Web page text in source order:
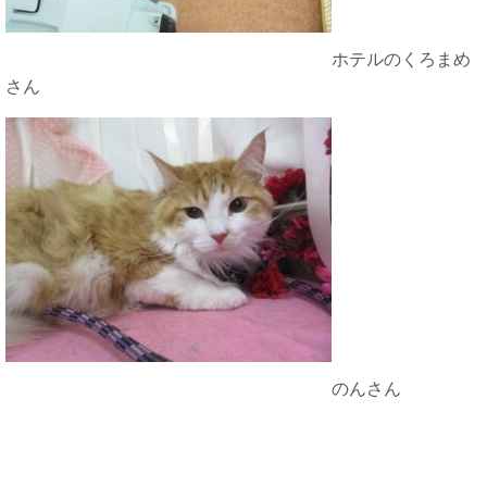
ホテルのくろまめ
さん
のんさん